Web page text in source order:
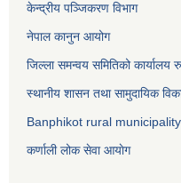
केन्द्रीय पञ्जिकरण विभाग
नेपाल कानुन आयोग
जिल्ला समन्वय समितिको कार्यालय
स्थानीय शासन तथा सामुदायिक
Banphikot rural
कर्णाली लोक सेवा आयाेग